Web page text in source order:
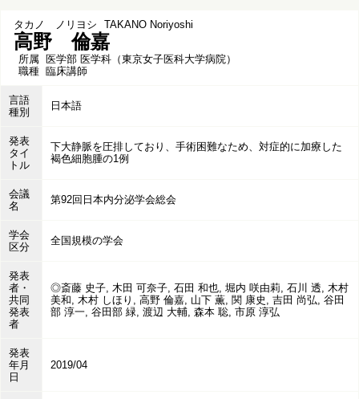
タカノ ノリヨシ TAKANO Noriyoshi
高野 倫嘉
所属 医学部 医学科（東京女子医科大学病院）
職種 臨床講師
言語
種別
日本語
発表
タイ
トル
下大静脈を圧排しており、手術困難なため、対症的に加療した
褐色細胞腫の1例
会議
名
第92回日本内分泌学会総会
学会
区分
全国規模の学会
発表
者・
共同
発表
者
◎斎藤 史子, 木田 可奈子, 石田 和也, 堀内 咲由莉, 石川 透, 木村
美和, 木村 しほり, 高野 倫嘉, 山下 薫, 関 康史, 吉田 尚弘, 谷田
部 淳一, 谷田部 緑, 渡辺 大輔, 森本 聡, 市原 淳弘
発表
年月
日
2019/04